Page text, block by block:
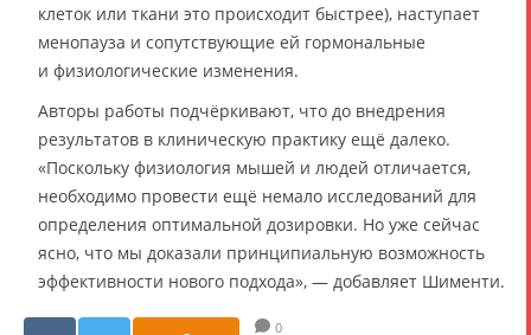
клеток или ткани это происходит быстрее), наступает
менопауза и сопутствующие ей гормональные
и физиологические изменения.
Авторы работы подчёркивают, что до внедрения
результатов в клиническую практику ещё далеко.
«Поскольку физиология мышей и людей отличается,
необходимо провести ещё немало исследований для
определения оптимальной дозировки. Но уже сейчас
ясно, что мы доказали принципиальную возможность
эффективности нового подхода», — добавляет Шименти.
0